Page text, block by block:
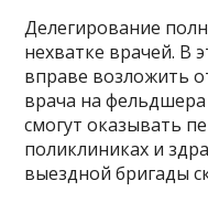
Делегирование
нехватке врачей. В
вправе возложить
врача на
смогут оказывать
поликлиниках и
выездной бригады